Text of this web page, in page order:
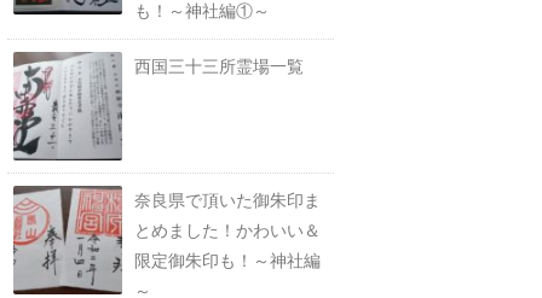
も！～神社編①～
西国三十三所霊場一覧
奈良県で頂いた御朱印ま
とめました！かわいい＆
限定御朱印も！～神社編
～